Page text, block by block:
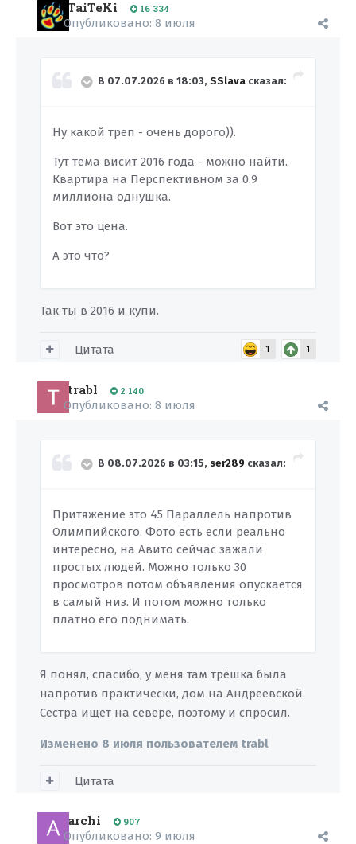
TaiTeKi 16 334
Опубликовано: 8 июля
В 07.07.2026 в 18:03, SSlava сказал:
Ну какой треп - очень дорого)).
Тут тема висит 2016 года - можно найти.
Квартира на Перспективном за 0.9
миллиона однушка.
Вот это цена.
А это что?
Так ты в 2016 и купи.
1 1
Цитата
trabl 2 140
Опубликовано: 8 июля
В 08.07.2026 в 03:15, ser289 сказал:
Притяжение это 45 Параллель напротив
Олимпийского. Фото есть если реально
интересно, на Авито сейчас зажали
простых людей. Можно только 30
просмотров потом объявления опускается
в самый низ. И потом можно только
платно его поднимать.
Я понял, спасибо, у меня там трёшка была
напротив практически, дом на Андреевской.
Сестра ищет на севере, поэтому и спросил.
Изменено 8 июля пользователем trabl
Цитата
archi 907
Опубликовано: 9 июля